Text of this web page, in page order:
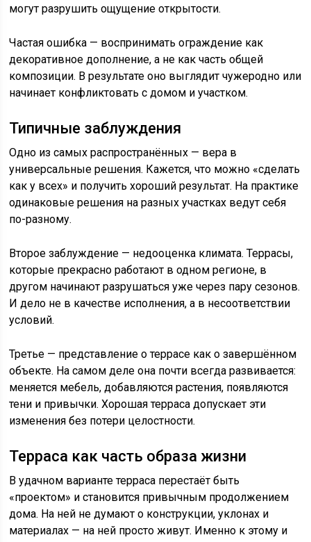
могут разрушить ощущение открытости.
Частая ошибка — воспринимать ограждение как
декоративное дополнение, а не как часть общей
композиции. В результате оно выглядит чужеродно или
начинает конфликтовать с домом и участком.
Типичные заблуждения
Одно из самых распространённых — вера в
универсальные решения. Кажется, что можно «сделать
как у всех» и получить хороший результат. На практике
одинаковые решения на разных участках ведут себя
по-разному.
Второе заблуждение — недооценка климата. Террасы,
которые прекрасно работают в одном регионе, в
другом начинают разрушаться уже через пару сезонов.
И дело не в качестве исполнения, а в несоответствии
условий.
Третье — представление о террасе как о завершённом
объекте. На самом деле она почти всегда развивается:
меняется мебель, добавляются растения, появляются
тени и привычки. Хорошая терраса допускает эти
изменения без потери целостности.
Терраса как часть образа жизни
В удачном варианте терраса перестаёт быть
«проектом» и становится привычным продолжением
дома. На ней не думают о конструкции, уклонах и
материалах — на ней просто живут. Именно к этому и